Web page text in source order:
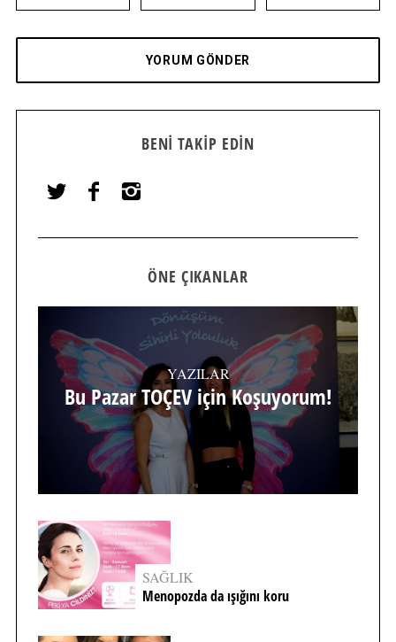
BENI TAKIP EDIN
ÖNE ÇIKANLAR
YAZILAR
Bu Pazar TOÇEV için Koşuyorum!
SAĞLIK
Menopozda da ışığını koru